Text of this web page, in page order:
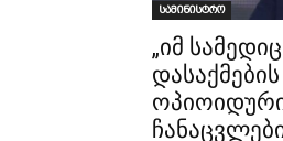
სამინისტრო
„იმ